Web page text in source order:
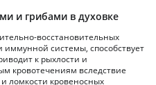
и грибами в духовке
восстановительных
системы, способствует
к рыхлости и
кровотечениям вследствие
ломкости кровеносных